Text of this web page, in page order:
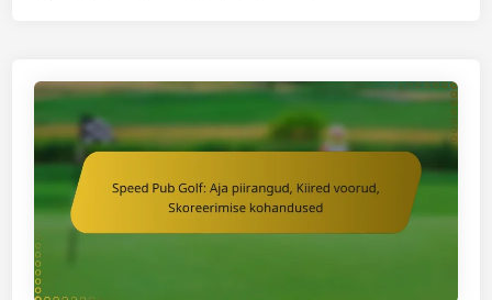
d
e
k
u